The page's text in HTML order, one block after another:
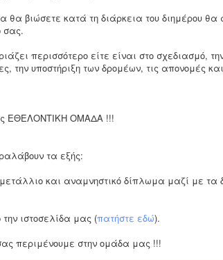
θα βιώσετε κατά τη διάρκεια του διημέρου
σας.
περισσότερο είτε είναι στο
την υποστήριξη των δρομέων, τις απονομές
ΕΘΕΛΟΝΤΙΚΗ ΟΜΑΔΑ !!!
τα εξής:
και αναμνηστικό δίπλωμα μαζί με
ιστοσελίδα μας (πατήστε εδώ).
περιμένουμε στην ομάδα μας !!!